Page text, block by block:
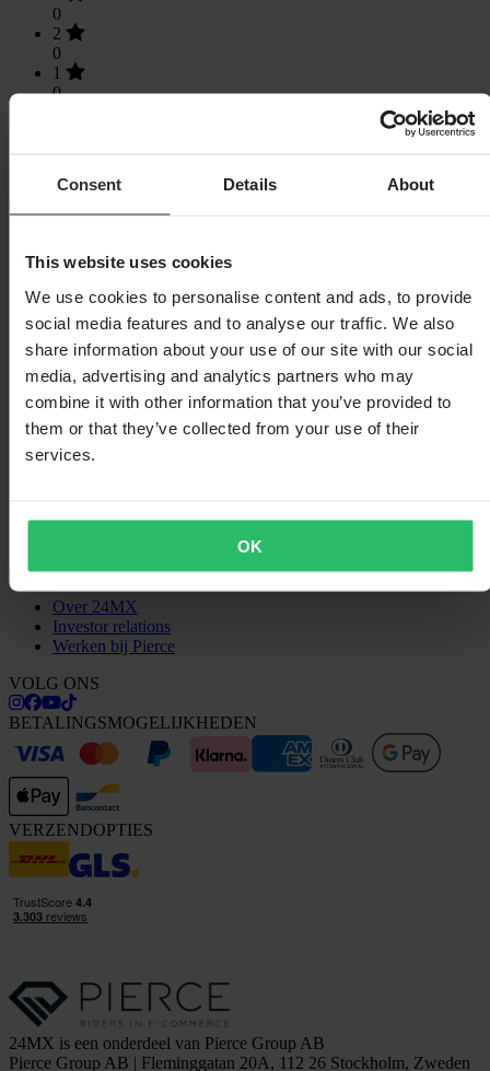
Consent Details About
This website uses cookies
We use cookies to personalise content and ads, to provide
social media features and to analyse our traffic. We also
share information about your use of our site with our social
media, advertising and analytics partners who may
combine it with other information that you’ve provided to
them or that they’ve collected from your use of their
services.
OK
0
2
0
1
0
Algemene Voorwaarden
Verzending & levering
Betaling
Retourneren
Herroepingsrecht
Informatie over recycling
Claims & klachten
Bestelstatus
Conformiteitsverklaring
OVER ONS
Over 24MX
Investor relations
Werken bij Pierce
VOLG ONS
BETALINGSMOGELIJKHEDEN
VERZENDOPTIES
24MX is een onderdeel van Pierce Group AB
Pierce Group AB | Fleminggatan 20A, 112 26 Stockholm, Zweden